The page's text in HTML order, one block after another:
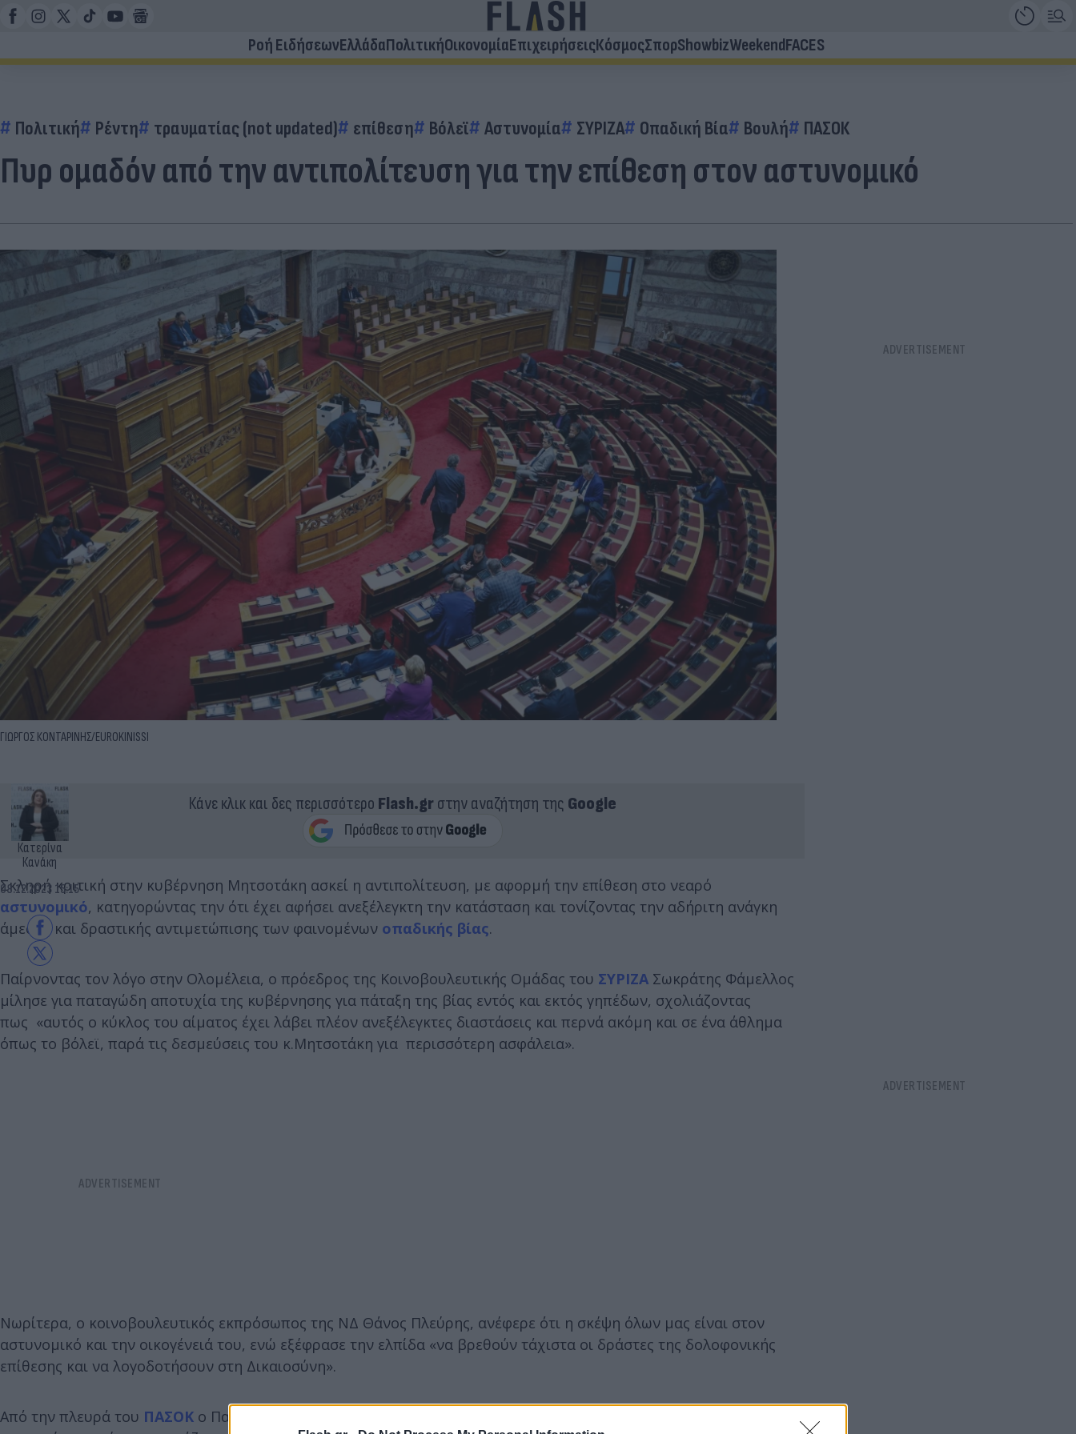
Ροή ΕιδήσεωνΕλλάδαΠολιτικήΟικονομίαΕπιχειρήσειςΚόσμοςΣπορShowbizWeekendFACES
Πολιτική Ρέντη τραυματίας (not updated) επίθεση Βόλεϊ Αστυνομία ΣΥΡΙΖΑ Οπαδική Βία Βουλή ΠΑΣΟΚ
Πυρ ομαδόν από την αντιπολίτευση για την επίθεση στον αστυνομικό
ΓΙΩΡΓΟΣ ΚΟΝΤΑΡΙΝΗΣ/EUROKINISSI
Κατερίνα
Κανάκη
08.12.2023 15:15
Κάνε κλικ και δες περισσότερο Flash.grστην αναζήτηση της Google
Σκληρή κριτική στην κυβέρνηση Μητσοτάκη ασκεί η αντιπολίτευση, με αφορμή την επίθεση στο νεαρό
αστυνομικό, κατηγορώντας την ότι έχει αφήσει ανεξέλεγκτη την κατάσταση και τονίζοντας την αδήριτη ανάγκη
άμεσης και δραστικής αντιμετώπισης των φαινομένων οπαδικής βίας.
Παίρνοντας τον λόγο στην Ολομέλεια, ο πρόεδρος της Κοινοβουλευτικής Ομάδας του ΣΥΡΙΖΑ Σωκράτης Φάμελλος
μίλησε για παταγώδη αποτυχία της κυβέρνησης για πάταξη της βίας εντός και εκτός γηπέδων, σχολιάζοντας
πως «αυτός ο κύκλος του αίματος έχει λάβει πλέον ανεξέλεγκτες διαστάσεις και περνά ακόμη και σε ένα άθλημα
όπως το βόλεϊ, παρά τις δεσμεύσεις του κ.Μητσοτάκη για περισσότερη ασφάλεια».
Νωρίτερα, ο κοινοβουλευτικός εκπρόσωπος της ΝΔ Θάνος Πλεύρης, ανέφερε ότι η σκέψη όλων μας είναι στον
αστυνομικό και την οικογένειά του, ενώ εξέφρασε την ελπίδα «να βρεθούν τάχιστα οι δράστες της δολοφονικής
επίθεσης και να λογοδοτήσουν στη Δικαιοσύνη».
Από την πλευρά του ΠΑΣΟΚ ο Παύλος Χρηστίδης, έθεσε το ζήτημα της παρουσίας της αστυνομίας στα γήπεδα. «Η